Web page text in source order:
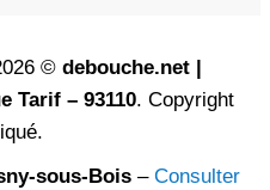
© debouche.net |
Tarif – 93110. Copyright
sous-Bois– Consulter